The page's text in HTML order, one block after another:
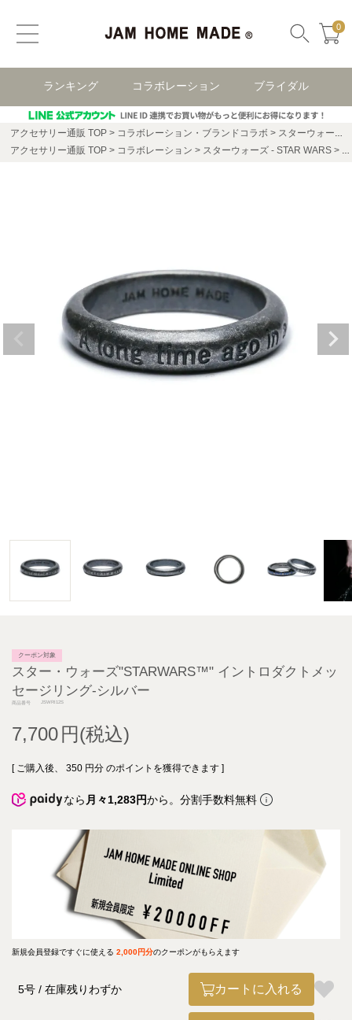
0
ランキング コラボレーション ブライダル
アクセサリー通販 TOP コラボレーション・ブランドコラボ
スターウォーズ(STAR WARS)
アクセサリー通販 TOP
コラボレーション スターウォーズ - STAR WARS
クーポン対象
スター・ウォーズ"STARWARS™" イントロダクトメッ
セージリング-シルバー
商品番号 JSWRI12S
7,700
[ ご購入後、 350 円分 のポイントを獲得できます ]
なら 月々1,283円から。分割手数料無料
新規会員登録ですぐに使える 2,000円分のクーポンがもらえます
5号 在庫残りわずか カートに入れる